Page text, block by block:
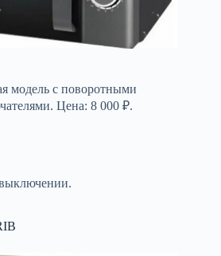
модель с поворотными
Цена: 8 000 ₽.